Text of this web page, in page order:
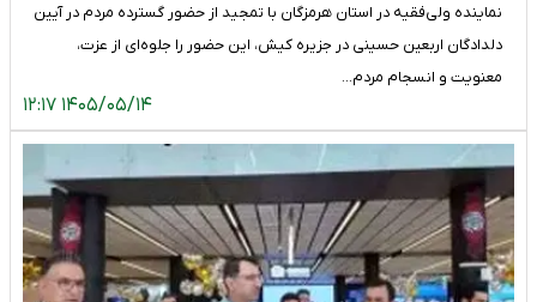
نماینده ولی‌فقیه در استان هرمزگان با تمجید از حضور گسترده مردم در آیین
دلدادگان اربعین حسینی در جزیره کیش، این حضور را جلوه‌ای از عزت،
معنویت و انسجام مردم…
۱۴۰۵/۰۵/۱۴ ۱۲:۱۷